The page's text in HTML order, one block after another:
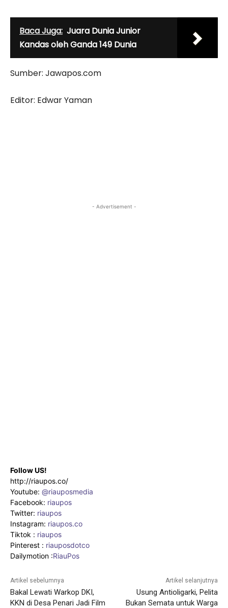
Baca Juga: Juara Dunia Junior
Kandas oleh Ganda 149 Dunia
Sumber: Jawapos.com
Editor: Edwar Yaman
- Advertisement -
Follow US!
http://riaupos.co/
Youtube: @riauposmedia
Facebook: riaupos
Twitter: riaupos
Instagram: riaupos.co
Tiktok : riaupos
Pinterest : riauposdotco
Dailymotion :RiauPos
Artikel sebelumnya
Bakal Lewati Warkop DKI,
KKN di Desa Penari Jadi Film
Artikel selanjutnya
Usung Antioligarki, Pelita
Bukan Semata untuk Warga